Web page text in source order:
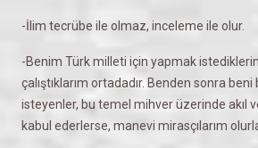
-İlim tecrübe ile olmaz, inceleme ile olur.
-Benim Türk milleti için yapmak
çalıştıklarım ortadadır. Benden sonra
isteyenler, bu temel mihver üzerinde akıl
kabul ederlerse, manevi mirasçılarım